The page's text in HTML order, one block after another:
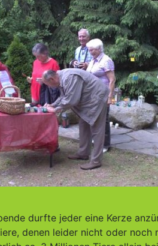
durfte jeder eine Kerze
denen leider nicht oder noch